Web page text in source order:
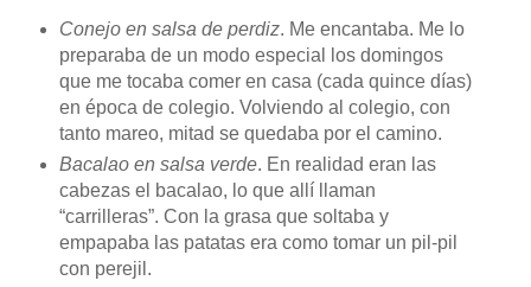
Conejo en salsa de perdiz. Me encantaba. Me lo
preparaba de un modo especial los domingos
que me tocaba comer en casa (cada quince días)
en época de colegio. Volviendo al colegio, con
tanto mareo, mitad se quedaba por el camino.
Bacalao en salsa verde. En realidad eran las
cabezas el bacalao, lo que allí llaman
“carrilleras”. Con la grasa que soltaba y
empapaba las patatas era como tomar un pil-pil
con perejil.